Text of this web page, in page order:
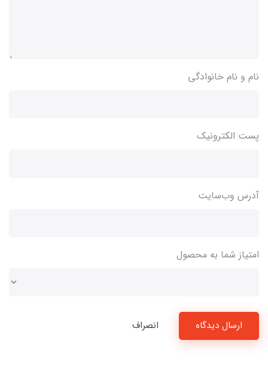
نام و نام خانوادگی
پست الکترونیک
آدرس وب‌سایت
امتیاز شما به محصول
ارسال دیدگاه انصراف